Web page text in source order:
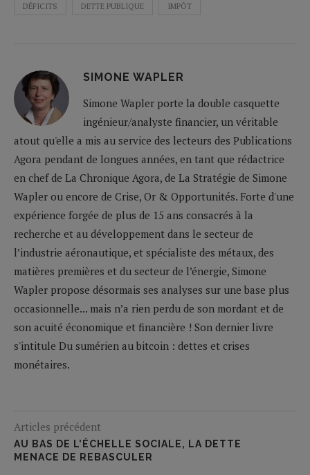
DÉFICITS DETTE PUBLIQUE IMPÔT
SIMONE WAPLER
Simone Wapler porte la double casquette
ingénieur/analyste financier, un véritable
atout qu'elle a mis au service des lecteurs des Publications
Agora pendant de longues années, en tant que rédactrice
en chef de La Chronique Agora, de La Stratégie de Simone
Wapler ou encore de Crise, Or & Opportunités. Forte d'une
expérience forgée de plus de 15 ans consacrés à la
recherche et au développement dans le secteur de
l’industrie aéronautique, et spécialiste des métaux, des
matières premières et du secteur de l’énergie, Simone
Wapler propose désormais ses analyses sur une base plus
occasionnelle... mais n’a rien perdu de son mordant et de
son acuité économique et financière ! Son dernier livre
s'intitule Du sumérien au bitcoin : dettes et crises
monétaires.
Articles précédent
AU BAS DE L’ÉCHELLE SOCIALE, LA DETTE
MENACE DE REBASCULER